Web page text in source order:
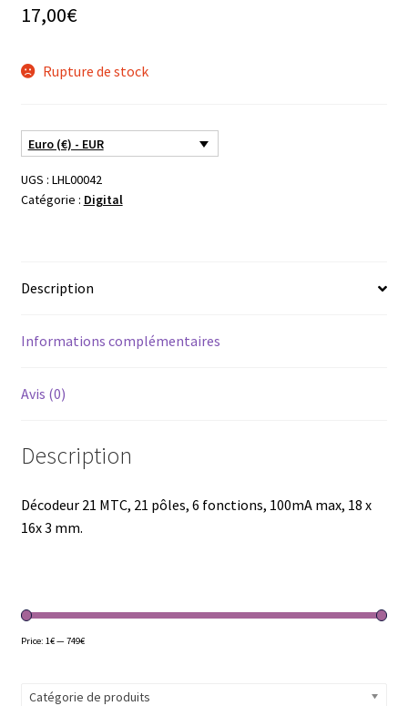
17,00€
Rupture de stock
Euro (€) - EUR
UGS : LHL00042
Catégorie : Digital
Description
Informations complémentaires
Avis (0)
Description
Décodeur 21 MTC, 21 pôles, 6 fonctions, 100mA max, 18 x
16x 3 mm.
Price: 1€—749€
Catégorie de produits